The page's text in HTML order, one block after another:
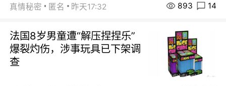
真情秘密 匿名 昨天17:32 893 14
法国8岁男童遭“解压捏捏乐”
爆裂灼伤，涉事玩具已下架调
查